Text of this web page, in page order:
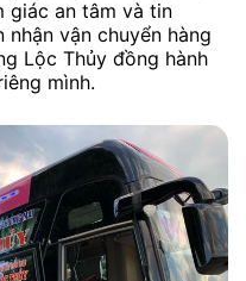
giác an tâm và tin
vận chuyển hàng
Lộc Thủy đồng hành
mình.